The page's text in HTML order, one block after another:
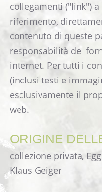
collegamenti ("link")
riferimento,
contenuto di queste
responsabilità del
internet. Per tutti i
(inclusi testi e
esclusivamente il
web.
ORIGINE
collezione privata,
Klaus Geiger